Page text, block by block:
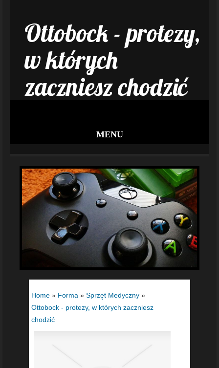
Ottobock - protezy,
w których
zaczniesz chodzić
MENU
Home » Forma » Sprzęt Medyczny »
Ottobock - protezy, w których zaczniesz
chodzić